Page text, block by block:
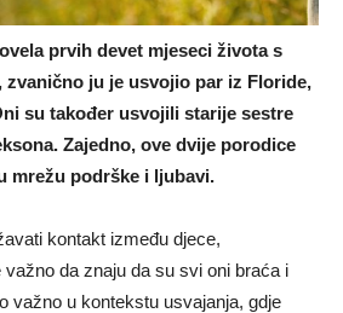
prvih devet mjeseci života s
ju je usvojio par iz Floride,
su također usvojili starije sestre
Zajedno, ove dvije porodice
mrežu podrške i ljubavi.
kontakt između djece,
da znaju da su svi oni braća i
važno u kontekstu usvajanja, gdje